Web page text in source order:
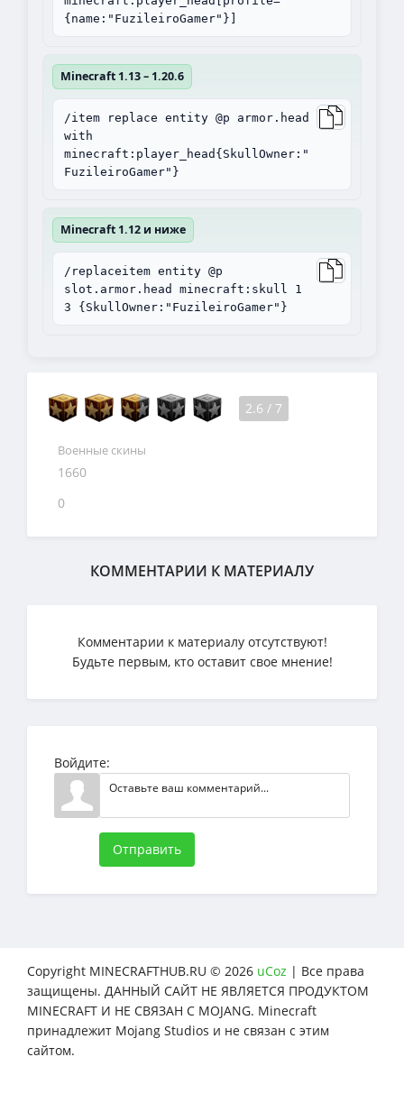
{name:"FuzileiroGamer"}]
Minecraft 1.13 – 1.20.6
/item replace entity @p armor.head
with
minecraft:player_head{SkullOwner:"
FuzileiroGamer"}
Minecraft 1.12 и ниже
/replaceitem entity @p
slot.armor.head minecraft:skull 1
3 {SkullOwner:"FuzileiroGamer"}
2.6 / 7
Военные скины
1660
0
КОММЕНТАРИИ К МАТЕРИАЛУ
Комментарии к материалу отсутствуют!
Будьте первым, кто оставит свое мнение!
Войдите:
Отправить
Copyright MINECRAFTHUB.RU © 2026 uCoz | Все права
защищены. ДАННЫЙ САЙТ НЕ ЯВЛЯЕТСЯ ПРОДУКТОМ
MINECRAFT И НЕ СВЯЗАН С MOJANG. Minecraft
принадлежит Mojang Studios и не связан с этим
сайтом.